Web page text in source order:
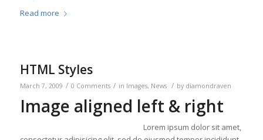
Read more
HTML Styles
March 7, 2009 / 0 Comments / in Images, News / by diamondraven
Image aligned left & right
Lorem ipsum dolor sit amet,